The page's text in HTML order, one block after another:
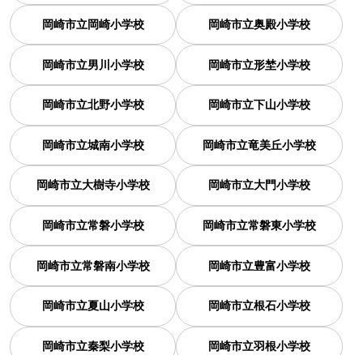
岡崎市立岡崎小学校 岡崎市立奥殿小学校
岡崎市立男川小学校 岡崎市立形埜小学校
岡崎市立北野小学校 岡崎市立下山小学校
岡崎市立城南小学校 岡崎市立竜美丘小学校
岡崎市立大樹寺小学校 岡崎市立大門小学校
岡崎市立常磐小学校 岡崎市立常磐東小学校
岡崎市立常磐南小学校 岡崎市立豊富小学校
岡崎市立夏山小学校 岡崎市立根石小学校
岡崎市立秦梨小学校 岡崎市立羽根小学校